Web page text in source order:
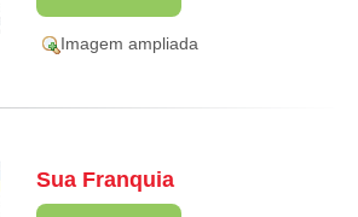
Imagem ampliada
Sua Franquia